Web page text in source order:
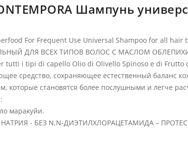
Шампунь
For Frequent Use Universal Shampoo for all hair
ДЛЯ ВСЕХ ТИПОВ ВОЛОС С МАСЛОМ
tutti i tipi di capello Olio di Olivello Spinoso e di Frutto
средство, сохраняющее естественный баланс
которые становятся более послушными и легче
маракуйи.
НАТРИЯ - БЕЗ N,N-ДИЭТИЛХЛОРАЦЕТАМИДА –